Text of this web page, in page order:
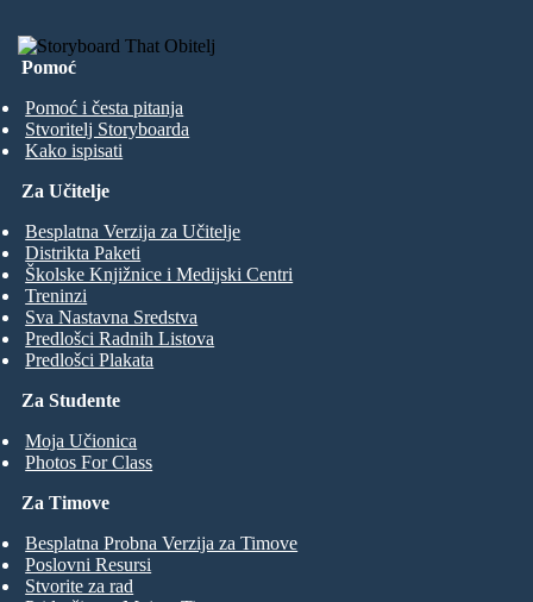
Pomoć
Pomoć i česta pitanja
Stvoritelj Storyboarda
Kako ispisati
Za Studente
Moja Učionica
Photos For Class
Za Učitelje
Besplatna Verzija za Učitelje
Distrikta Paketi
Školske Knjižnice i Medijski Centri
Treninzi
Sva Nastavna Sredstva
Predlošci Radnih Listova
Predlošci Plakata
Za Timove
Besplatna Probna Verzija za Timove
Poslovni Resursi
Stvorite za rad